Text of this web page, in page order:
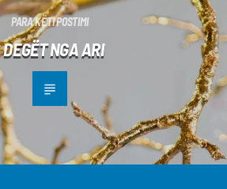
PARA KËTI POSTIMI
DEGËT NGA ARI